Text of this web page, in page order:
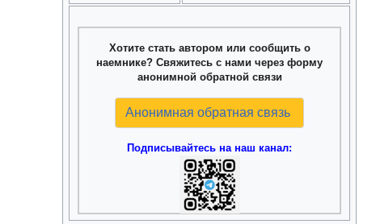
Хотите стать автором или сообщить о
наемнике? Свяжитесь с нами через форму
анонимной обратной связи
Анонимная обратная связь
Подписывайтесь на наш канал: